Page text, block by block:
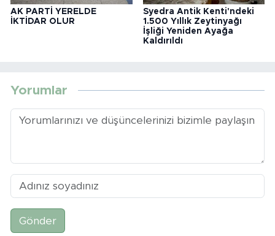
AK PARTİ YERELDE
İKTİDAR OLUR
Syedra Antik Kenti'ndeki
1.500 Yıllık Zeytinyağı
İşliği Yeniden Ayağa
Kaldırıldı
Yorumlar
Gönder